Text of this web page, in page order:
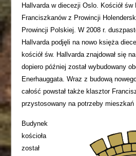
Hallvarda w diecezji Oslo. Kościół
Franciszkanów z Prowincji
Prowincji Polskiej. W 2008 r.
Hallvarda podjęli na nowo księża
kościół św. Hallvarda znajdował się
dopiero później został wybudowany
Enerhauggata. Wraz z budową
całość powstał także klasztor
przystosowany na potrzeby mieszkań
Budynek
kościoła
został